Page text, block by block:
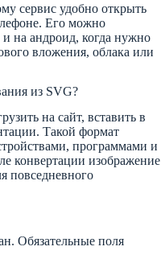
сервис удобно открыть
Его можно
и на андроид, когда нужно
вложения, облака или
из SVG?
на сайт, вставить в
Такой формат
программами и
конвертации изображение
повседневного
Обязательные поля